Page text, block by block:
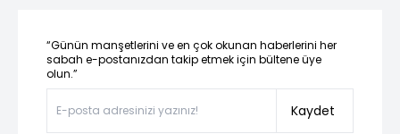
“Günün manşetlerini ve en çok okunan haberlerini her
sabah e-postanızdan takip etmek için bültene üye
olun.”
Kaydet